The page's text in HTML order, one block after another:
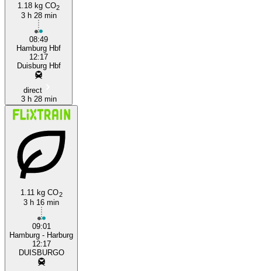
1.18 kg CO2
3 h 28 min
08:49
Hamburg Hbf
12:17
Duisburg Hbf
direct
3 h 28 min
1.11 kg CO2
3 h 16 min
09:01
Hamburg - Harburg
12:17
DUISBURGO